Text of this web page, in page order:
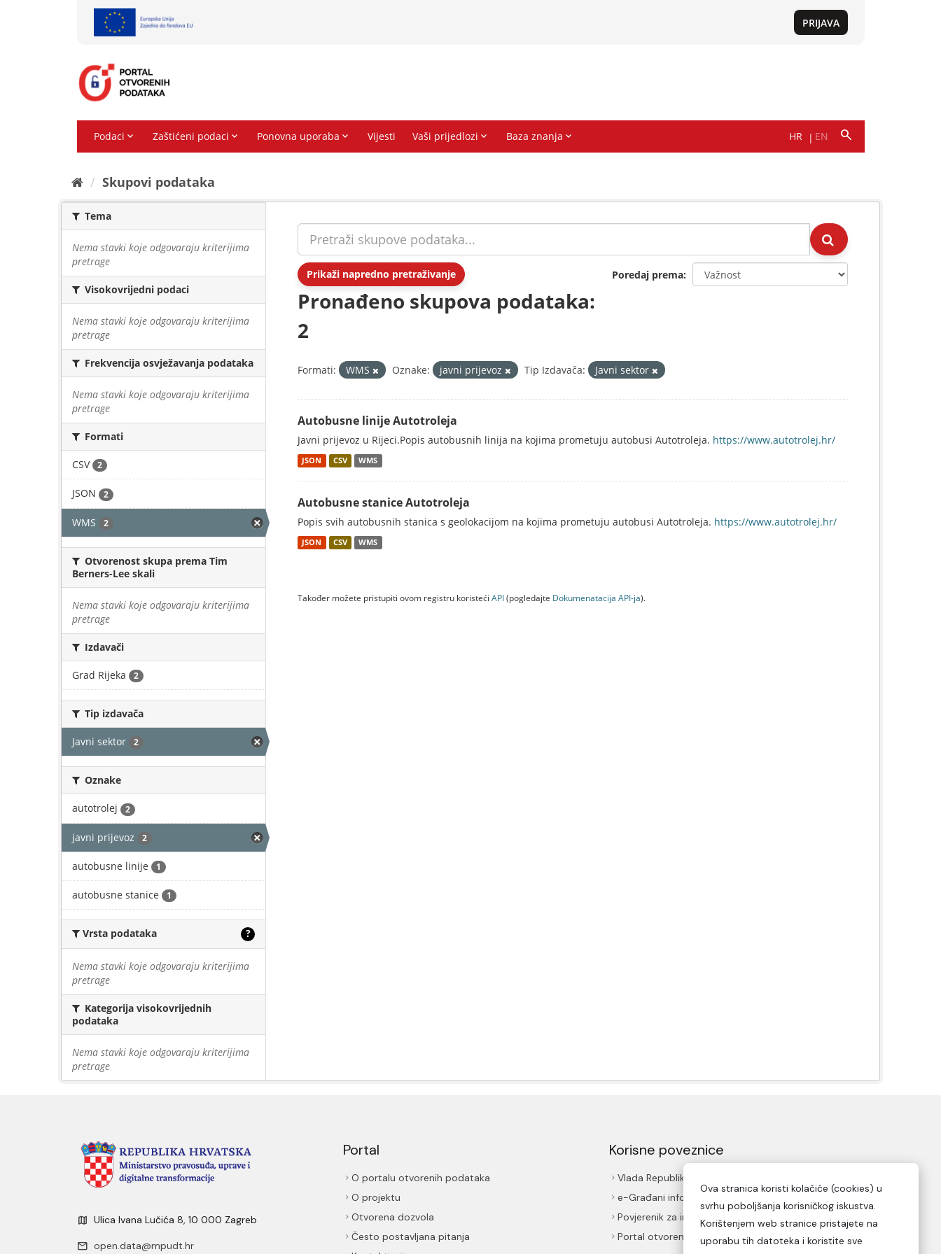
Skupovi podаtаkа
Tema
Nema stavki koje odgovaraju kriterijima
pretrage
Visokovrijedni podaci
Nema stavki koje odgovaraju kriterijima
pretrage
Frekvencija osvježavanja podataka
Nema stavki koje odgovaraju kriterijima
pretrage
Formati
CSV 2
JSON 2
WMS 2
Otvorenost skupa prema Tim
Berners-Lee skali
Nema stavki koje odgovaraju kriterijima
pretrage
Izdavači
Grad Rijeka 2
Tip izdavača
Javni sektor 2
Oznake
autotrolej 2
javni prijevoz 2
autobusne linije 1
autobusne stanice 1
Vrsta podataka ?
Nema stavki koje odgovaraju kriterijima
pretrage
Kategorija visokovrijednih
podataka
Nema stavki koje odgovaraju kriterijima
pretrage
Prikaži napredno pretraživanje Poredaj prema
Pronađeno skupova podataka:
2
Formati: WMS Oznake: javni prijevoz Tip Izdavača: Javni sektor
Autobusne linije Autotroleja
Javni prijevoz u Rijeci.Popis autobusnih linija na kojima prometuju autobusi Autotroleja. https://www.autotrolej.hr/
JSON CSV WMS
Autobusne stanice Autotroleja
Popis svih autobusnih stanica s geolokacijom na kojima prometuju autobusi Autotroleja. https://www.autotrolej.hr/
JSON CSV WMS
Također možete pristupiti ovom registru koristeći API(pogledajte Dokumenаtаcijа API-jа).